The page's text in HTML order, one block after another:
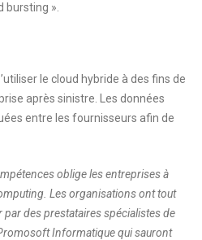
bursting ».
le cloud hybride à des fins de
après sinistre. Les données
entre les fournisseurs afin de
oblige les entreprises à
Les organisations ont tout
des prestataires spécialistes de
Informatique qui sauront